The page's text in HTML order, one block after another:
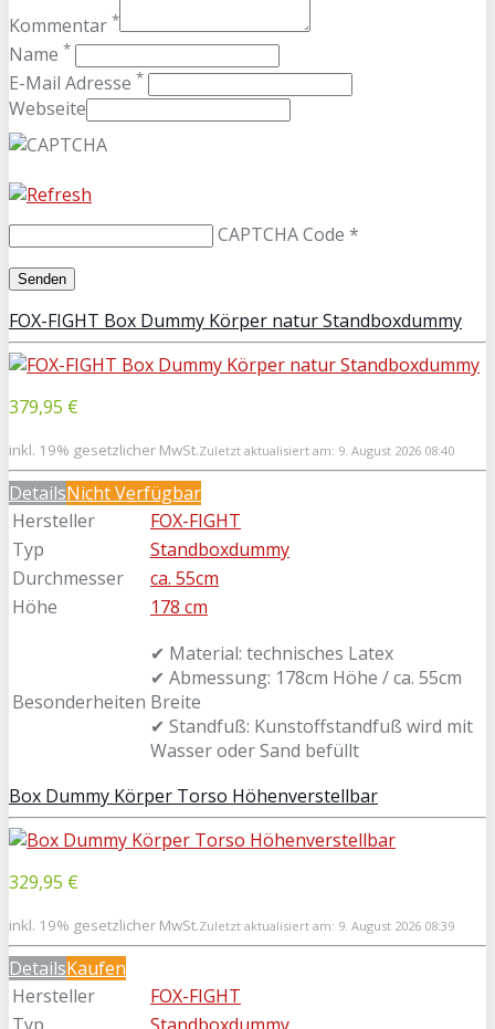
Kommentar *
Name *
E-Mail Adresse *
Webseite
CAPTCHA Code *
FOX-FIGHT Box Dummy Körper natur Standboxdummy
379,95 €
inkl. 19% gesetzlicher MwSt.Zuletzt aktualisiert am: 9. August 2026 08:40
DetailsNicht Verfügbar
Hersteller
FOX-FIGHT
Typ
Standboxdummy
Durchmesser
ca. 55cm
Höhe
178 cm
Besonderheiten
✔ Material: technisches Latex
✔ Abmessung: 178cm Höhe / ca. 55cm
Breite
✔ Standfuß: Kunstoffstandfuß wird mit
Wasser oder Sand befüllt
Box Dummy Körper Torso Höhenverstellbar
329,95 €
inkl. 19% gesetzlicher MwSt.Zuletzt aktualisiert am: 9. August 2026 08:39
DetailsKaufen
Hersteller
FOX-FIGHT